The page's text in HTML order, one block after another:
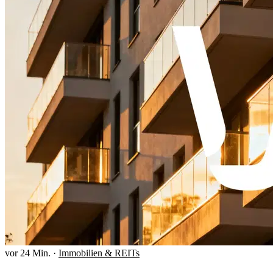
vor 24 Min. · Immobilien & REITs